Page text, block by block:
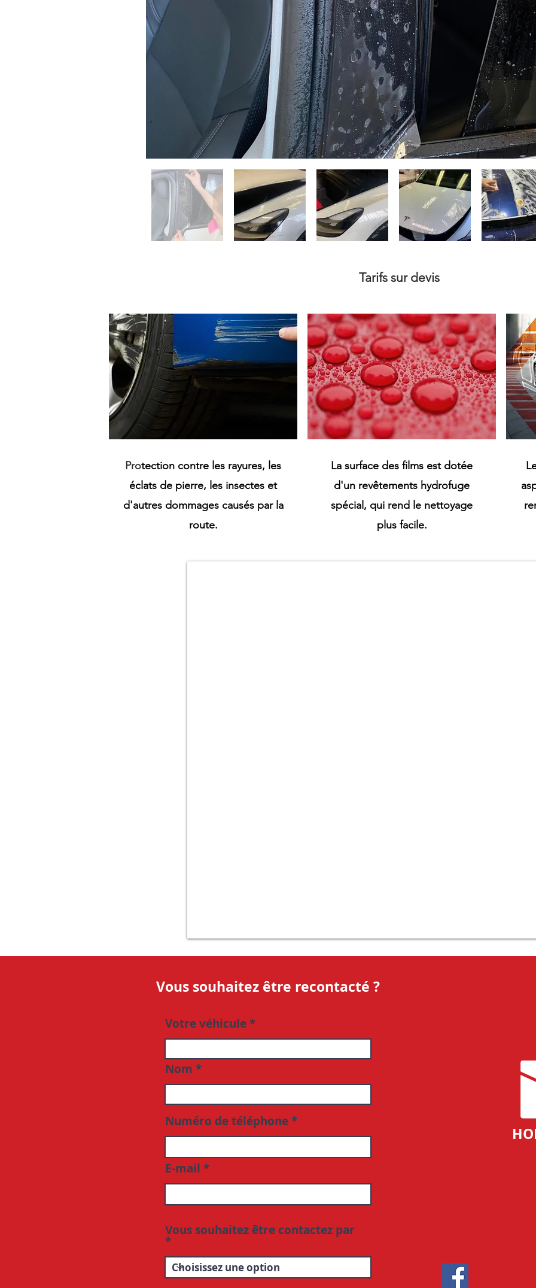
Tarifs sur devis
Protection contre les rayures, les
éclats de pierre, les insectes et
d'autres dommages causés par la
route.
La surface des films est dotée
d'un revêtements hydrofuge
spécial , qui rend le nettoyage
plus facile.
Vous souhaitez être recontacté ?
Votre véhicule
Nom
Numéro de téléphone
E-mail
Vous souhaitez être contactez par